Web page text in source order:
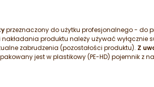
przeznaczony do użytku profesjonalnego - do
produktu należy używać wyłącznie
zabrudzenia (pozostałości produktu). Z
jest w plastikowy (PE-HD) pojemnik z